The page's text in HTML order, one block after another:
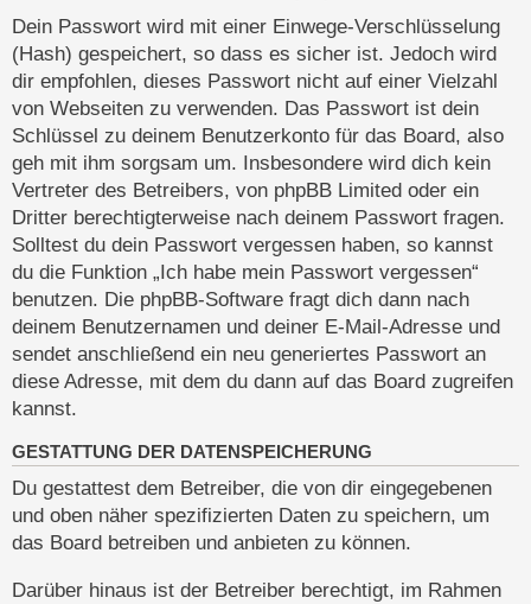
Dein Passwort wird mit einer Einwege-Verschlüsselung
(Hash) gespeichert, so dass es sicher ist. Jedoch wird
dir empfohlen, dieses Passwort nicht auf einer Vielzahl
von Webseiten zu verwenden. Das Passwort ist dein
Schlüssel zu deinem Benutzerkonto für das Board, also
geh mit ihm sorgsam um. Insbesondere wird dich kein
Vertreter des Betreibers, von phpBB Limited oder ein
Dritter berechtigterweise nach deinem Passwort fragen.
Solltest du dein Passwort vergessen haben, so kannst
du die Funktion „Ich habe mein Passwort vergessen“
benutzen. Die phpBB-Software fragt dich dann nach
deinem Benutzernamen und deiner E-Mail-Adresse und
sendet anschließend ein neu generiertes Passwort an
diese Adresse, mit dem du dann auf das Board zugreifen
kannst.
GESTATTUNG DER DATENSPEICHERUNG
Du gestattest dem Betreiber, die von dir eingegebenen
und oben näher spezifizierten Daten zu speichern, um
das Board betreiben und anbieten zu können.
Darüber hinaus ist der Betreiber berechtigt, im Rahmen